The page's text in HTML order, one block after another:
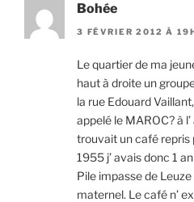
Bohée
3 FÉVRIER 2012 À
Le quartier de ma
haut à droite un
la rue Edouard
appelé le MAROC? à
trouvait un café repris
1955 j’ avais donc 1
Pile impasse de
maternel. Le café n’